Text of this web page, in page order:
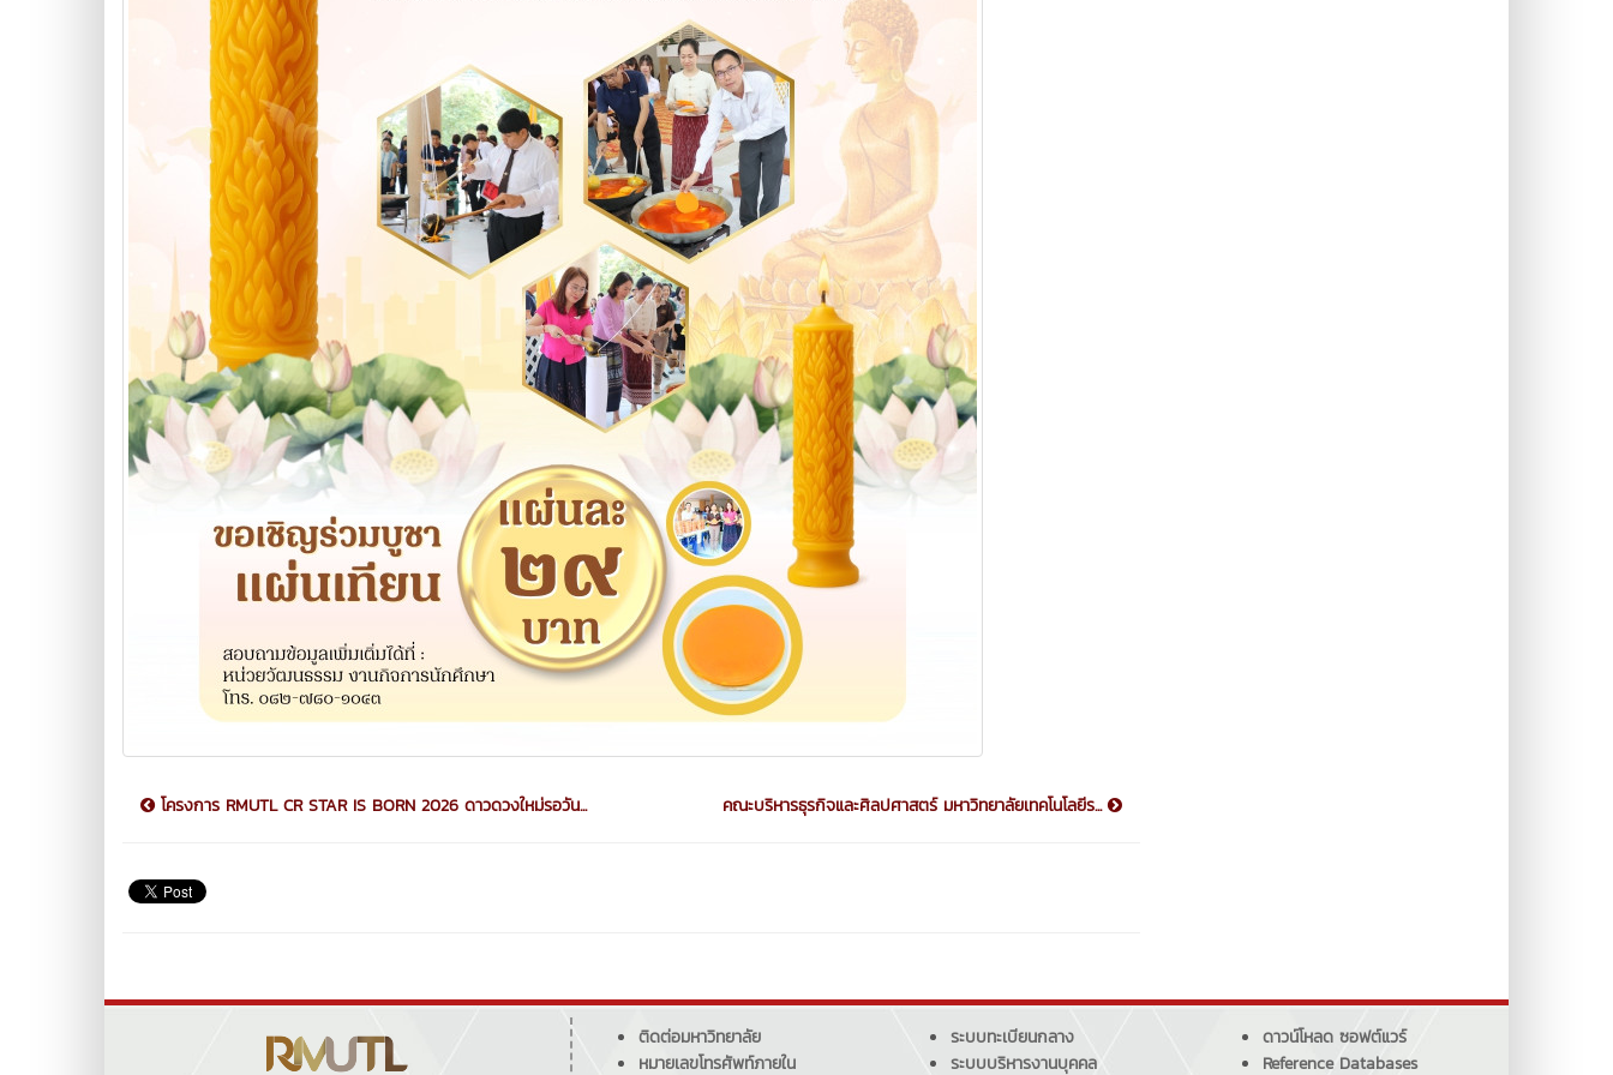
โครงการ RMUTL CR STAR IS BORN 2026 ดาวดวงใหม่รอวัน... คณะบริหารธุรกิจและศิลปศาสตร์ มหาวิทยาลัยเทคโนโลยีร...
ติดต่อมหาวิทยาลัย
หมายเลขโทรศัพท์ภายใน
ระบบทะเบียนกลาง
ระบบบริหารงานบุคคล
ดาวน์โหลด ซอฟต์แวร์
Reference Databases